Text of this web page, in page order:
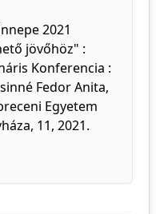
2021
jövőhöz" :
Konferencia :
Fedor Anita,
Egyetem
11, 2021.